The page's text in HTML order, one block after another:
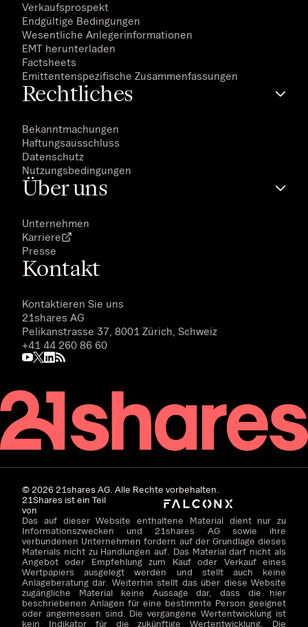
Verkaufsprospekt
Endgültige Bedingungen
Wesentliche Anlegerinformationen
EMT herunterladen
Factsheets
Emittentenspezifische Zusammenfassungen
Rechtliches
Bekanntmachungen
Haftungsausschluss
Datenschutz
Nutzungsbedingungen
Über uns
Unternehmen
Karriere
Presse
Kontakt
Kontaktieren Sie uns
21shares AG
Pelikanstrasse 37, 8001 Zürich, Schweiz
+41 44 260 86 60
©202621shares AG. Alle Rechte vorbehalten.
21Shares ist ein Teil
von
Das auf dieser Website enthaltene Material dient nur zu
Informationszwecken und 21shares AG sowie ihre
verbundenen Unternehmen fordern auf der Grundlage dieses
Materials nicht zu Handlungen auf. Das Material darf nicht als
Angebot oder Empfehlung zum Kauf oder Verkauf eines
Wertpapiers ausgelegt werden und stellt auch keine
Anlageberatung dar. Weiterhin stellt das über diese Website
zugängliche Material keine Aussage dar, dass die hier
beschriebenen Anlagen für eine bestimmte Person geeignet
oder angemessen sind. Die vergangene Wertentwicklung ist
kein Indikator für die zukünftige Wertentwicklung. Die